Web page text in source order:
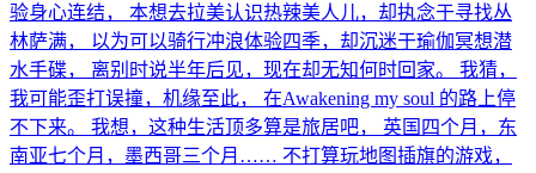
验身心连结， 本想去拉美认识热辣美人儿，却执念于寻找丛
林萨满， 以为可以骑行冲浪体验四季，却沉迷于瑜伽冥想潜
水手碟， 离别时说半年后见，现在却无知何时回家。 我猜，
我可能歪打误撞，机缘至此， 在Awakening my soul 的路上停
不下来。 我想，这种生活顶多算是旅居吧， 英国四个月，东
南亚七个月，墨西哥三个月…… 不打算玩地图插旗的游戏，